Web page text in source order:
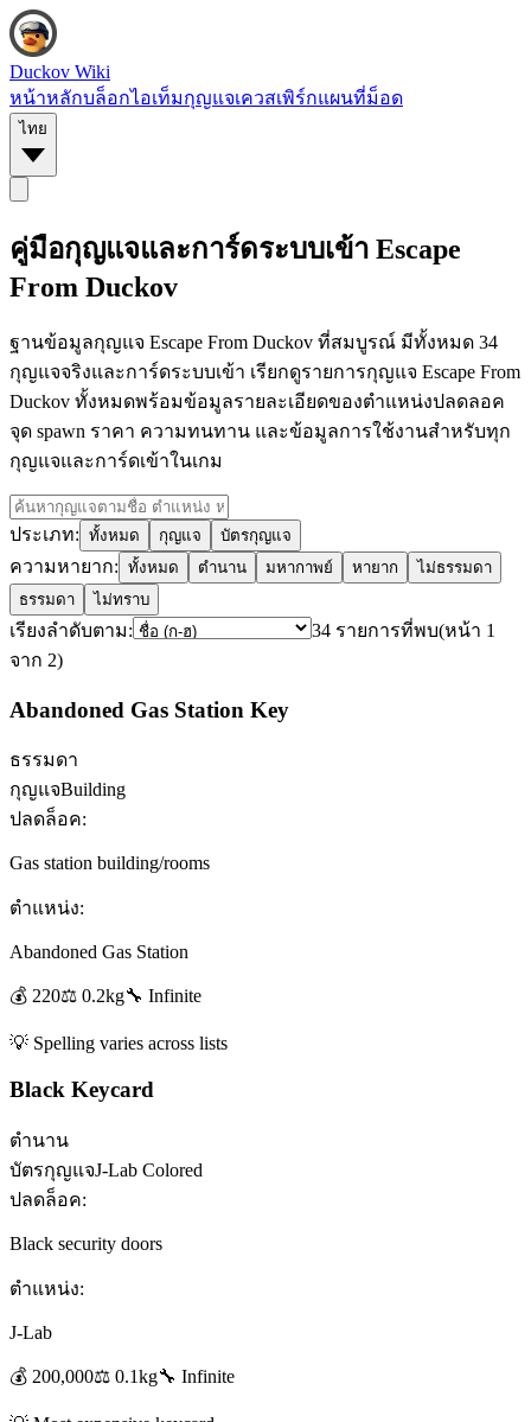
Duckov Wiki
หน้าหลักบล็อกไอเท็มกุญแจเควสเพิร์กแผนที่ม็อด
ไทย
คู่มือกุญแจและการ์ดระบบเข้า Escape
From Duckov
ฐานข้อมูลกุญแจ Escape From Duckov ที่สมบูรณ์ มีทั้งหมด 34
กุญแจจริงและการ์ดระบบเข้า เรียกดูรายการกุญแจ Escape From
Duckov ทั้งหมดพร้อมข้อมูลรายละเอียดของตำแหน่งปลดลอค
จุด spawn ราคา ความทนทาน และข้อมูลการใช้งานสำหรับทุก
กุญแจและการ์ดเข้าในเกม
ประเภท: ทั้งหมด กุญแจ บัตรกุญแจ
ความหายาก: ทั้งหมด ตำนาน มหากาพย์ หายาก
ไม่ธรรมดา
ธรรมดา
ไม่ทราบ
เรียงลำดับตาม: 34 รายการที่พบ(หน้า 1
จาก 2)
Abandoned Gas Station Key
ธรรมดา
กุญแจBuilding
ปลดล็อค:
Gas station building/rooms
ตำแหน่ง:
Abandoned Gas Station
💰 220⚖️ 0.2kg🔧 Infinite
💡 Spelling varies across lists
Black Keycard
ตำนาน
บัตรกุญแจJ-Lab Colored
ปลดล็อค:
Black security doors
ตำแหน่ง:
J-Lab
💰 200,000⚖️ 0.1kg🔧 Infinite